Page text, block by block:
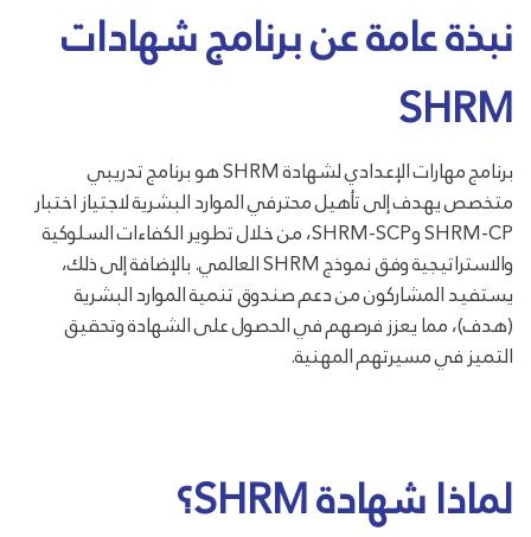
نبذة عامة عن برنامج شهادات
SHRM
برنامج مهارات الإعدادي لشهادة SHRM هو برنامج تدريبي
متخصص يهدف إلى تأهيل محترفي الموارد البشرية لاجتياز اختبار
SHRM-CP وSHRM-SCP، من خلال تطوير الكفاءات السلوكية
والاستراتيجية وفق نموذج SHRM العالمي. بالإضافة إلى ذلك،
يستفيد المشاركون من دعم صندوق تنمية الموارد البشرية
(هدف)، مما يعزز فرصهم في الحصول على الشهادة وتحقيق
التميز في مسيرتهم المهنية.
لماذا شهادة SHRM؟